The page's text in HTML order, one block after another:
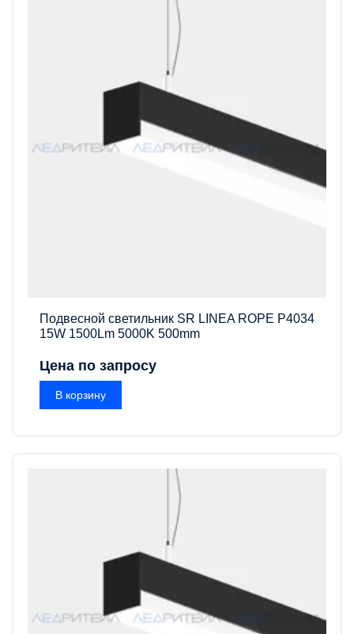
Подвесной светильник SR LINEA ROPE P4034
15W 1500Lm 5000K 500mm
Цена по запросу
В корзину